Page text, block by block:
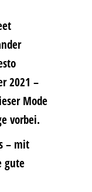
2021 –
Mode
vorbei.
– mit
gute